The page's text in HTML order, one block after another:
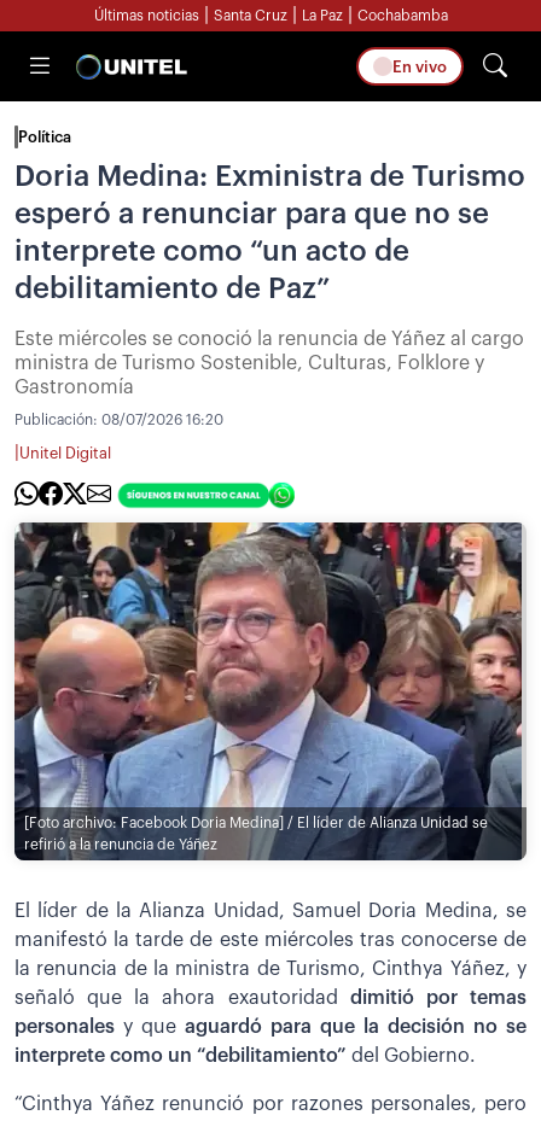
Últimas noticias Santa Cruz La Paz Cochabamba
En vivo
Política
Doria Medina: Exministra de Turismo
esperó a renunciar para que no se
interprete como “un acto de
debilitamiento de Paz”
Este miércoles se conoció la renuncia de Yáñez al cargo
ministra de Turismo Sostenible, Culturas, Folklore y
Gastronomía
Publicación: 08/07/2026 16:20
Unitel Digital
[Foto archivo: Facebook Doria Medina] / El líder de Alianza Unidad se
refirió a la renuncia de Yáñez
El líder de la Alianza Unidad, Samuel Doria Medina, se
manifestó la tarde de este miércoles tras conocerse de
la renuncia de la ministra de Turismo, Cinthya Yáñez, y
señaló que la ahora exautoridad dimitió por temas
personales y que aguardó para que la decisión no se
interprete como un “debilitamiento” del Gobierno.
“Cinthya Yáñez renunció por razones personales, pero